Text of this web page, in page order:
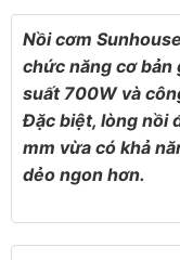
Nồi cơm
chức năng cơ bản
suất 700W và
Đặc biệt, lòng nồi
mm vừa có khả
dẻo ngon hơn.